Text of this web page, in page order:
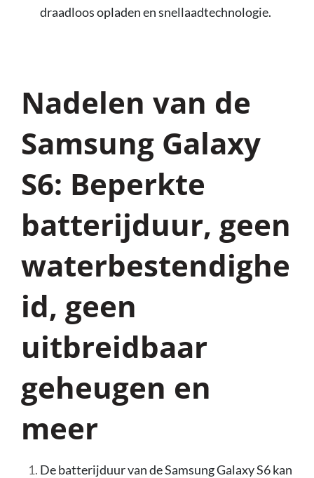
draadloos opladen en snellaadtechnologie.
Nadelen van de
Samsung Galaxy
S6: Beperkte
batterijduur, geen
waterbestendighe
id, geen
uitbreidbaar
geheugen en
meer
De batterijduur van de Samsung Galaxy S6 kan